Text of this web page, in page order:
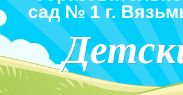
сад № 1 г.